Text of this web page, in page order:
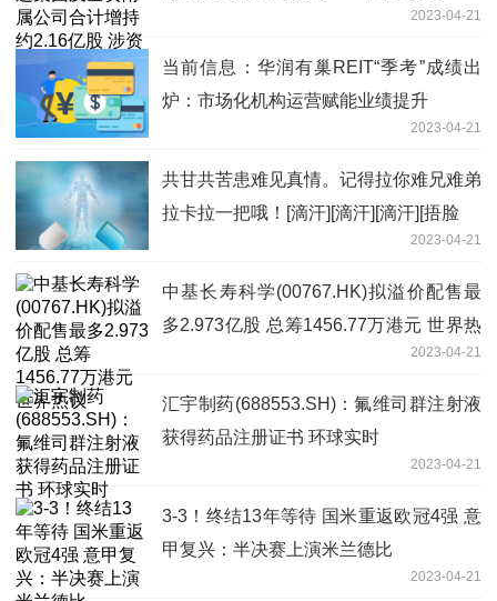
2023-04-21
当前信息：华润有巢REIT“季考”成绩出
炉：市场化机构运营赋能业绩提升
2023-04-21
共甘共苦患难见真情。记得拉你难兄难弟
拉卡拉一把哦！[滴汗][滴汗][滴汗][捂脸
2023-04-21
中基长寿科学(00767.HK)拟溢价配售最
多2.973亿股 总筹1456.77万港元 世界热
2023-04-21
汇宇制药(688553.SH)：氟维司群注射液
获得药品注册证书 环球实时
2023-04-21
3-3！终结13年等待 国米重返欧冠4强 意
甲复兴：半决赛上演米兰德比
2023-04-21